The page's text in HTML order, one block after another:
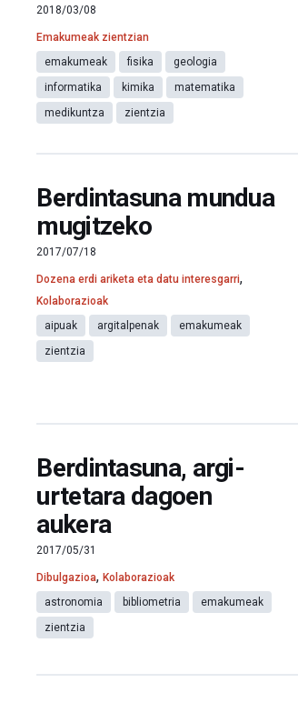
2018/03/08
Emakumeak zientzian
emakumeak
fisika
geologia
informatika
kimika
matematika
medikuntza
zientzia
Berdintasuna mundua
mugitzeko
2017/07/18
Dozena erdi ariketa eta datu interesgarri,
Kolaborazioak
aipuak
argitalpenak
emakumeak
zientzia
Berdintasuna, argi-
urtetara dagoen
aukera
2017/05/31
Dibulgazioa,Kolaborazioak
astronomia
bibliometria
emakumeak
zientzia